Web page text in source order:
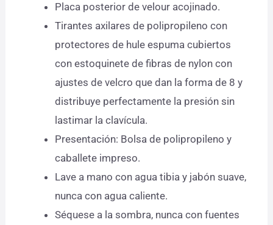
Placa posterior de velour acojinado.
Tirantes axilares de polipropileno con
protectores de hule espuma cubiertos
con estoquinete de fibras de nylon con
ajustes de velcro que dan la forma de 8 y
distribuye perfectamente la presión sin
lastimar la clavícula.
Presentación: Bolsa de polipropileno y
caballete impreso.
Lave a mano con agua tibia y jabón suave,
nunca con agua caliente.
Séquese a la sombra, nunca con fuentes